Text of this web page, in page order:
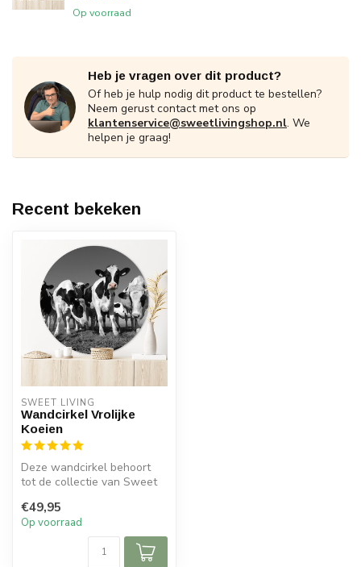
Op voorraad
Heb je vragen over dit product?
Of heb je hulp nodig dit product te bestellen?
Neem gerust contact met ons op
klantenservice@sweetlivingshop.nl. We
helpen je graag!
Recent bekeken
SWEET LIVING
Wandcirkel Vrolijke
Koeien
Deze wandcirkel behoort
tot de collectie van Sweet
worden...
€49,95
Op voorraad